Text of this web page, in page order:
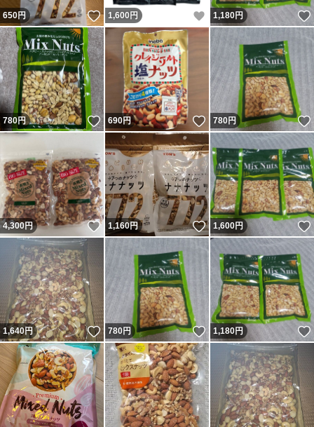
650円 いいね！
1,600 円 いいね！
1,180円
780円 いいね！
690円 いいね！
780円
4,300円 いいね！
1,160円 いいね！
1,600円
1,640円 いいね！
780円 いいね！
1,180円